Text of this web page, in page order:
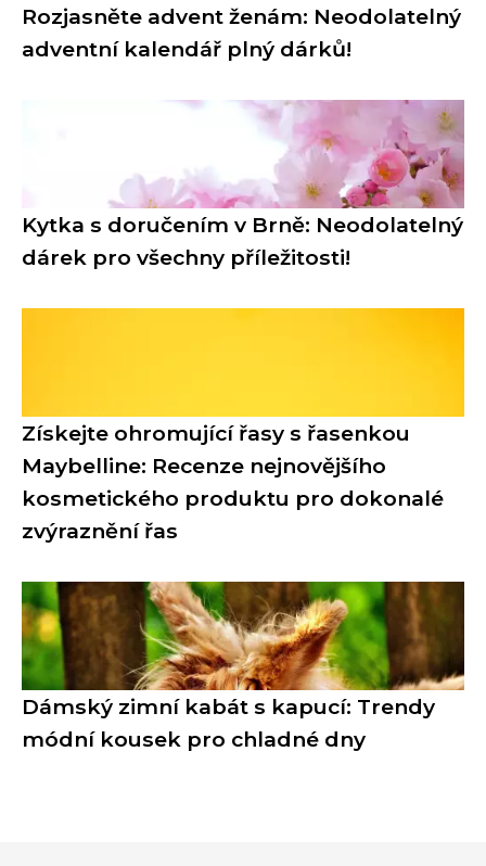
Rozjasněte advent ženám: Neodolatelný
adventní kalendář plný dárků!
Kytka s doručením v Brně: Neodolatelný
dárek pro všechny příležitosti!
Získejte ohromující řasy s řasenkou
Maybelline: Recenze nejnovějšího
kosmetického produktu pro dokonalé
zvýraznění řas
Dámský zimní kabát s kapucí: Trendy
módní kousek pro chladné dny